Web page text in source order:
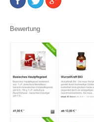
Bewertung